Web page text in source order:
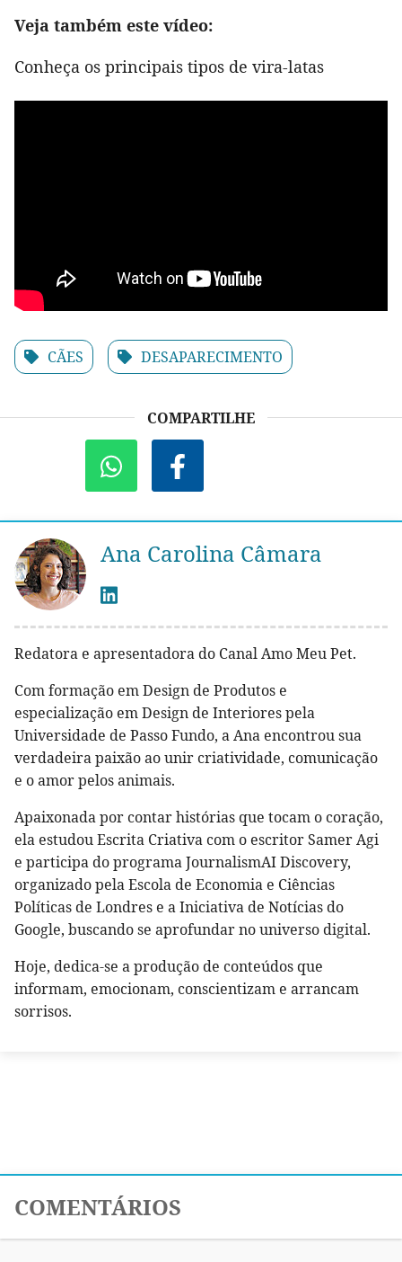
Veja também este vídeo:
Conheça os principais tipos de vira-latas
CÃES DESAPARECIMENTO
COMPARTILHE
Ana Carolina Câmara
Redatora e apresentadora do Canal Amo Meu Pet.
Com formação em Design de Produtos e
especialização em Design de Interiores pela
Universidade de Passo Fundo, a Ana encontrou sua
verdadeira paixão ao unir criatividade, comunicação
e o amor pelos animais.
Apaixonada por contar histórias que tocam o coração,
ela estudou Escrita Criativa com o escritor Samer Agi
e participa do programa JournalismAI Discovery,
organizado pela Escola de Economia e Ciências
Políticas de Londres e a Iniciativa de Notícias do
Google, buscando se aprofundar no universo digital.
Hoje, dedica-se a produção de conteúdos que
informam, emocionam, conscientizam e arrancam
sorrisos.
COMENTÁRIOS